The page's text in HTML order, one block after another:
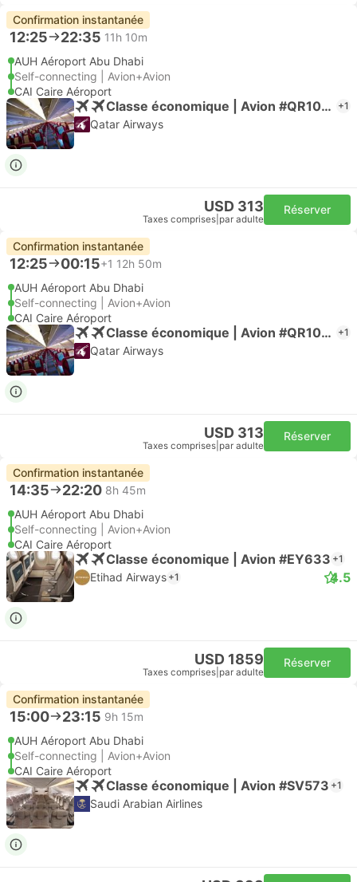
Confirmation instantanée
12:25 22:35 11h 10m
AUH Aéroport Abu Dhabi
Self-connecting | Avion+Avion
CAI Caire Aéroport
Classe économique | Avion #QR1045 +1
Qatar Airways
USD 313
Taxes comprises par adulte
Réserver
Confirmation instantanée
12:25 00:15+1 12h 50m
AUH Aéroport Abu Dhabi
Self-connecting | Avion+Avion
CAI Caire Aéroport
Classe économique | Avion #QR1045 +1
Qatar Airways
USD 313
Taxes comprises par adulte
Réserver
Confirmation instantanée
14:35 22:20 8h 45m
AUH Aéroport Abu Dhabi
Self-connecting | Avion+Avion
CAI Caire Aéroport
Classe économique | Avion #EY633 +1
Etihad Airways +1 4.5
USD 1859
Taxes comprises par adulte
Réserver
Confirmation instantanée
15:00 23:15 9h 15m
AUH Aéroport Abu Dhabi
Self-connecting | Avion+Avion
CAI Caire Aéroport
Classe économique | Avion #SV573 +1
Saudi Arabian Airlines